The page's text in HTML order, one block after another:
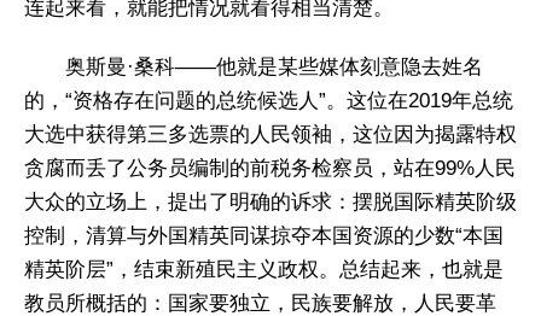
连起来看，就能把情况就看得相当清楚。
奥斯曼·桑科——他就是某些媒体刻意隐去姓名
的，“资格存在问题的总统候选人”。这位在2019年总统
大选中获得第三多选票的人民领袖，这位因为揭露特权
贪腐而丢了公务员编制的前税务检察员，站在99%人民
大众的立场上，提出了明确的诉求：摆脱国际精英阶级
控制，清算与外国精英同谋掠夺本国资源的少数“本国
精英阶层”，结束新殖民主义政权。总结起来，也就是
教员所概括的：国家要独立，民族要解放，人民要革